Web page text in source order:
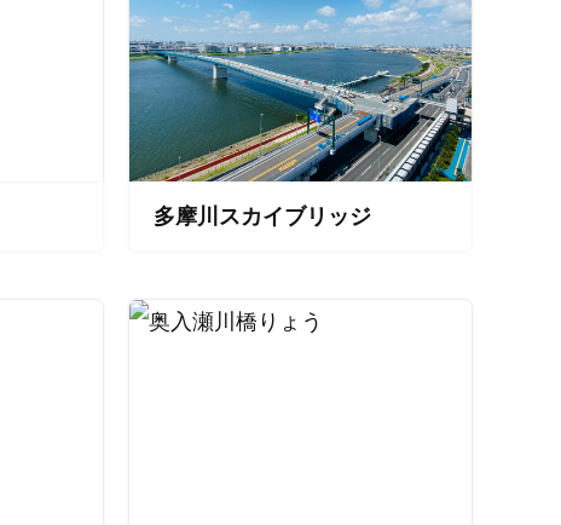
多摩川スカイブリッジ